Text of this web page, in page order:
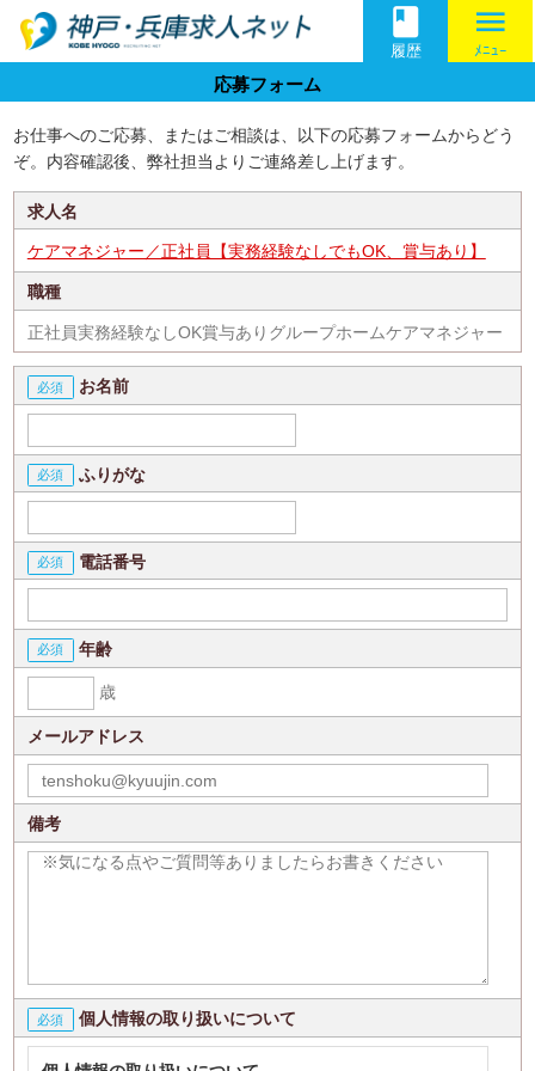
book
履歴
menu
ﾒﾆｭｰ
応募フォーム
お仕事へのご応募、またはご相談は、以下の応募フォームからどう
ぞ。内容確認後、弊社担当よりご連絡差し上げます。
求人名
ケアマネジャー／正社員【実務経験なしでもOK、賞与あり】
職種
正社員実務経験なしOK賞与ありグループホームケアマネジャー
お名前
ふりがな
電話番号
年齢
歳
メールアドレス
備考
個人情報の取り扱いについて